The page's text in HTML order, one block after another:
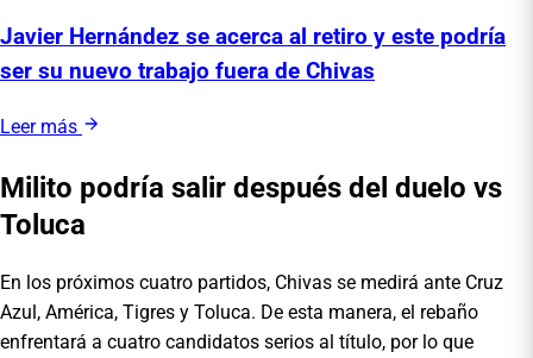
Javier Hernández se acerca al retiro y este podría
ser su nuevo trabajo fuera de Chivas
Leer más
Milito podría salir después del duelo vs
Toluca
En los próximos cuatro partidos, Chivas se medirá ante Cruz
Azul, América, Tigres y Toluca. De esta manera, el rebaño
enfrentará a cuatro candidatos serios al título, por lo que